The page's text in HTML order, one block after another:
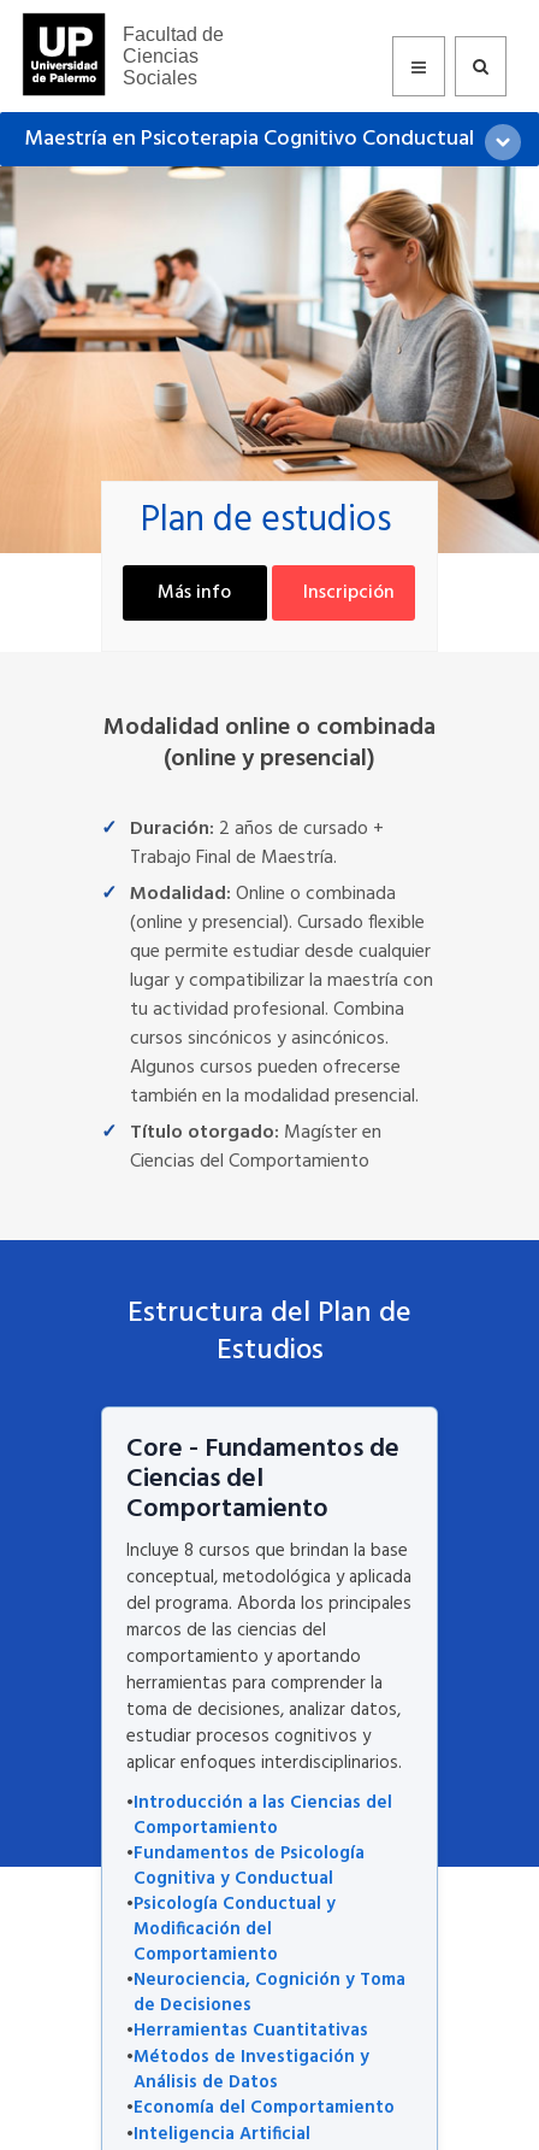
Facultad de
Ciencias
Sociales
Maestría en Psicoterapia Cognitivo Conductual
Plan de estudios
Más info Inscripción
Modalidad online o combinada
(online y presencial)
Duración: 2 años de cursado +
Trabajo Final de Maestría.
Modalidad:Online o combinada
(online y presencial). Cursado flexible
que permite estudiar desde cualquier
lugar y compatibilizar la maestría con
tu actividad profesional. Combina
cursos sincónicos y asincónicos.
Algunos cursos pueden ofrecerse
también en la modalidad presencial.
Título otorgado: Magíster en
Ciencias del Comportamiento
Estructura del Plan de
Estudios
Core - Fundamentos de
Ciencias del
Comportamiento
Incluye 8 cursos que brindan la base
conceptual, metodológica y aplicada
del programa. Aborda los principales
marcos de las ciencias del
comportamiento y aportando
herramientas para comprender la
toma de decisiones, analizar datos,
estudiar procesos cognitivos y
aplicar enfoques interdisciplinarios.
Introducción a las Ciencias del
Comportamiento
Fundamentos de Psicología
Cognitiva y Conductual
Psicología Conductual y
Modificación del
Comportamiento
Neurociencia, Cognición y Toma
de Decisiones
Herramientas Cuantitativas
Métodos de Investigación y
Análisis de Datos
Economía del Comportamiento
Inteligencia Artificial